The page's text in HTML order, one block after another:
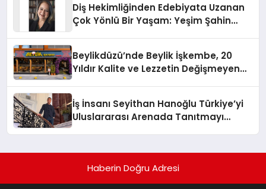
Diş Hekimliğinden Edebiyata Uzanan
Çok Yönlü Bir Yaşam: Yeşim Şahin
Beylikdüzü’nde Beylik İşkembe, 20
Yıldır Kalite ve Lezzetin Değişmeyen
İş İnsanı Seyithan Hanoğlu Türkiye’yi
Uluslararası Arenada Tanıtmayı
Haberin Doğru Adresi